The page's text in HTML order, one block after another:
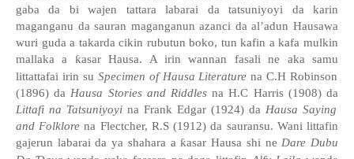
gaba da bi wajen tattara labarai da tatsuniyoyi da karin
maganganu da sauran maganganun azanci da al’adun Hausawa
wuri guda a takarda cikin rubutun boko, tun kafin a kafa mulkin
mallaka a ƙasar Hausa. A irin wannan fasali ne aka samu
littattafai irin su Specimen of Hausa Literature na C.H Robinson
(1896) da Hausa Stories and Riddlesna H.C Harris (1908) da
Littafi na Tatsuniyoyi na Frank Edgar (1924) da Hausa Saying
and Folklorena Flectcher, R.S (1912) da sauransu. Wani littafin
gajerun labarai da ya shahara a ƙasar Hausa shi ne Dare Dubu